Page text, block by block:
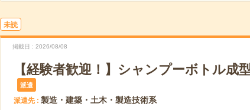
未読
掲載日 2026/08/08
【経験者歓迎！】シャンプーボトル成
派遣
派遣先 製造・建築・土木・製造技術系